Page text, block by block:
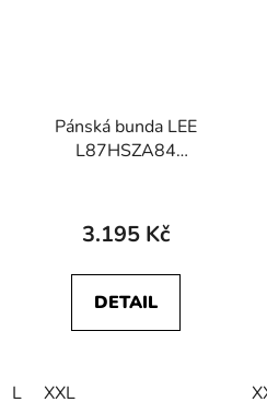
Pánská bunda LEE
L87HSZA84
3.195 Kč
DETAIL
L XXL